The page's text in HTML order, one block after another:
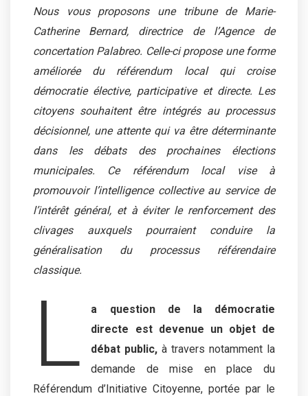
Nous vous proposons une tribune de Marie-
Catherine Bernard, directrice de l’Agence de
concertation Palabreo. Celle-ci propose une forme
améliorée du référendum local qui croise
démocratie élective, participative et directe. Les
citoyens souhaitent être intégrés au processus
décisionnel, une attente qui va être déterminante
dans les débats des prochaines élections
municipales. Ce référendum local vise à
promouvoir l’intelligence collective au service de
l’intérêt général, et à éviter le renforcement des
clivages auxquels pourraient conduire la
généralisation du processus référendaire
classique.
L
a question de la démocratie
directe est devenue un objet de
débat public,à travers notamment la
demande de mise en place du
Référendum d’Initiative Citoyenne, portée par le